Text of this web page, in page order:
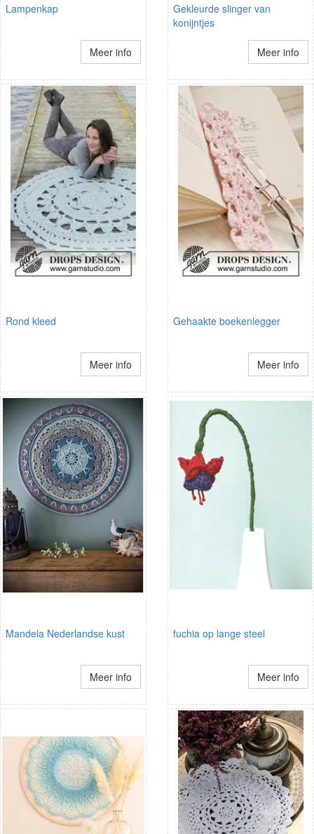
Lampenkap
Meer info
Gekleurde slinger van
konijntjes
Meer info
Rond kleed
Meer info
Gehaakte boekenlegger
Meer info
Mandela Nederlandse kust
Meer info
fuchia op lange steel
Meer info